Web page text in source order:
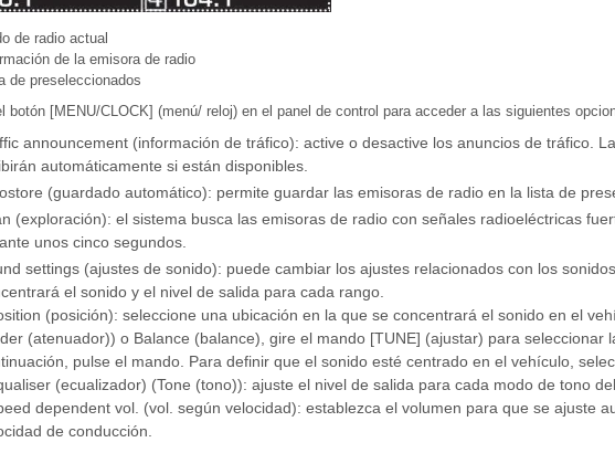
de radio actual
de la emisora de radio
de preseleccionados
botón [MENU/CLOCK] (menú/ reloj) en el panel de control para acceder a las siguientes
announcement (información de tráfico): active o desactive los anuncios de tráfico.
automáticamente si están disponibles.
(guardado automático): permite guardar las emisoras de radio en la lista de
(exploración): el sistema busca las emisoras de radio con señales radioeléctricas
unos cinco segundos.
settings (ajustes de sonido): puede cambiar los ajustes relacionados con los
el sonido y el nivel de salida para cada rango.
(posición): seleccione una ubicación en la que se concentrará el sonido en el
(atenuador)) o Balance (balance), gire el mando [TUNE] (ajustar) para seleccionar
pulse el mando. Para definir que el sonido esté centrado en el vehículo,
(ecualizador) (Tone (tono)): ajuste el nivel de salida para cada modo de tono
dependent vol. (vol. según velocidad): establezca el volumen para que se ajuste
de conducción.